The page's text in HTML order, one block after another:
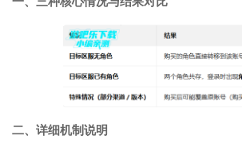
二、详细机制说明